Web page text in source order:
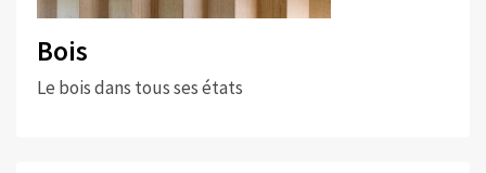
Bois
Le bois dans tous ses états